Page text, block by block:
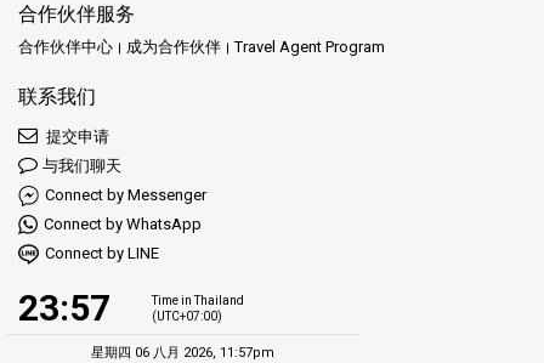
合作伙伴服务
合作伙伴中心 成为合作伙伴 Travel Agent Program
联系我们
提交申请
与我们聊天
Connect by Messenger
Connect by WhatsApp
Connect by LINE
23:57
Time in Thailand
(UTC+07:00)
星期四 06 八月 2026, 11:57pm